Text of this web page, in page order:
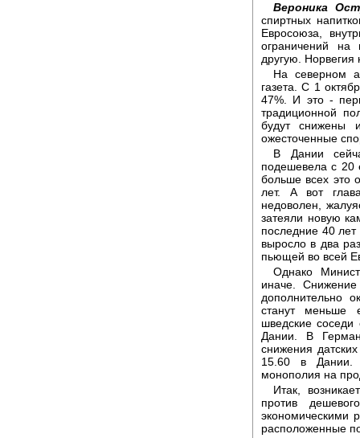
Вероника
спиртных
Евросоюза,
ограничений на
другую. Норвегия
На северном
газета. С 1
47%. И это -
традиционной
будут снижены
ожесточенные
В Дании
подешевела с 20
больше всех это
лет. А вот
недоволен,
затеяли новую
последние 40
выросло в два
пьющей во всей
Однако
иначе.
дополнительно
станут меньше
шведские соседи
Дании. В
снижения
15.60 в Дании.
монополия на
Итак,
против
экономическими
расположенные